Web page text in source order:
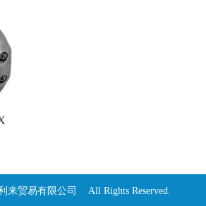
来贸易有限公司 All Rights Reserved.